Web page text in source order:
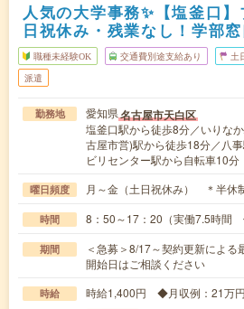
人気の大学事務✨【塩釜口
日祝休み・残業なし！学部
職種未経験OK 交通費別途支給あり 土
派遣
勤務地 愛知県名古屋市天白区
塩釜口駅から徒歩8分／いりな
古屋市営)駅から徒歩18分／八
ビリセンター駅から自転車10分
曜日頻度 月～金（土日祝休み） ＊半休
時間 8：50～17：20（実働7.5時間
期間
＜急募＞8/17～契約更新によ
開始日はご相談ください
時給 時給1,400円 ◆月収例：21万円